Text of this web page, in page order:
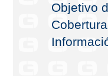
Objetivo